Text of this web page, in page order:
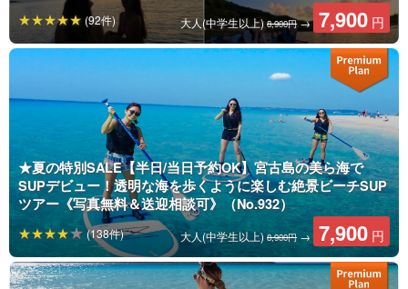
大人(中学生以上)8,900円→ 7,900 円
(92件)
★夏の特別SALE【半日/当日予約OK】宮古島の美ら海で
SUPデビュー！透明な海を歩くように楽しむ絶景ビーチSUP
ツアー《写真無料＆送迎相談可》（No.932）
大人(中学生以上)8,900円→ 7,900 円
(138件)